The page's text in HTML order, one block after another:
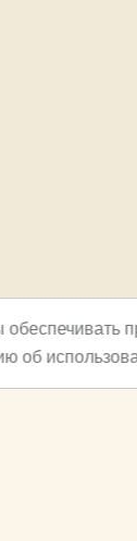
обеспечивать